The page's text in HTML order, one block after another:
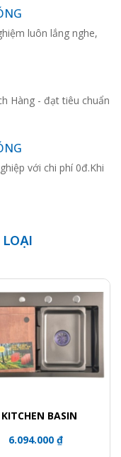
luôn lắng nghe,
Hàng - đạt tiêu chuẩn
với chi phí 0đ.Khi
KITCHEN BASIN
6.094.000 ₫